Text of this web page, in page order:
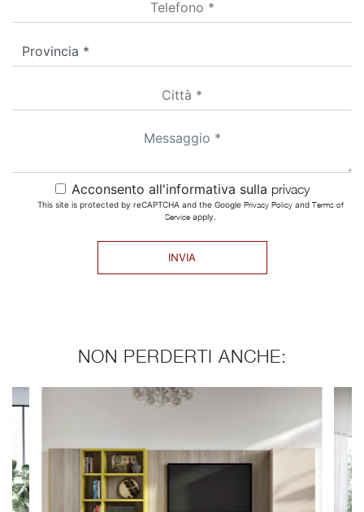
Acconsento all'informativa sulla privacy
This site is protected by reCAPTCHA and the Google Privacy Policyand Terms of
Serviceapply.
INVIA
NON PERDERTI ANCHE: